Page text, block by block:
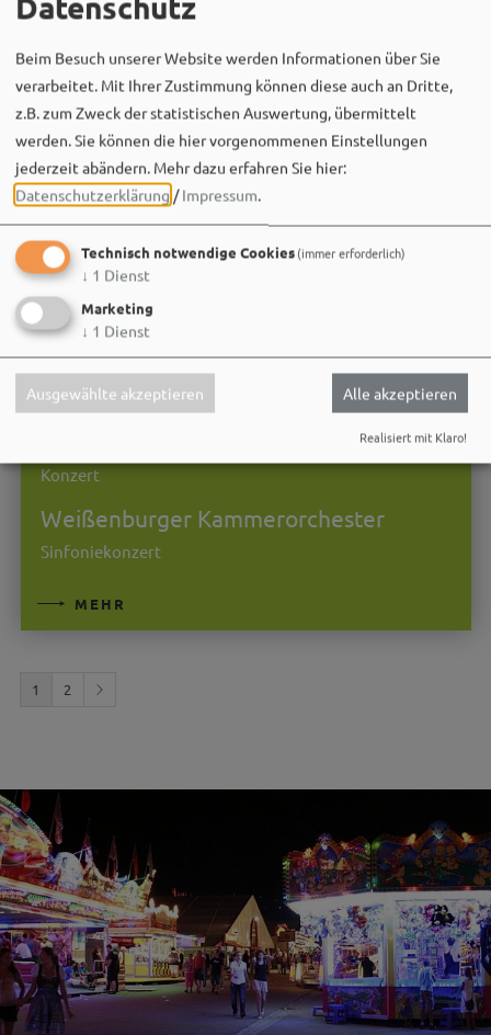
Konzert
Weißenburger Kammerorchester
Sinfoniekonzert
MEHR
1 2
Beim Besuch unserer Website werden Informationen über Sie
verarbeitet. Mit Ihrer Zustimmung können diese auch an Dritte,
z.B. zum Zweck der statistischen Auswertung, übermittelt
werden. Sie können die hier vorgenommenen Einstellungen
jederzeit abändern. Mehr dazu erfahren Sie hier:
Datenschutzerklärung /Impressum.
Technisch notwendige Cookies(immer erforderlich)
↓ 1 Dienst
Marketing
↓ 1 Dienst
Ausgewählte akzeptieren Alle akzeptieren
Realisiert mit Klaro!